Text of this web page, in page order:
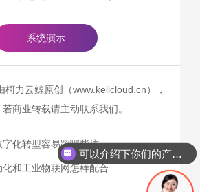
系统演示
柯力云鲸原创（www.kelicloud.cn），
商业转载请主动联系我们。
字化转型容易踩哪些坑
化和工业物联网怎样配合
可以介绍下你们的产品么